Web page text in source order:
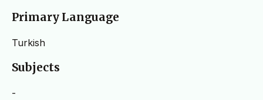
Primary Language
Turkish
Subjects
-